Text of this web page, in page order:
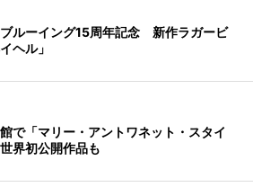
ルーイング15周年記念 新作ラガービ
ヘル」
で「マリー・アントワネット・スタイ
界初公開作品も